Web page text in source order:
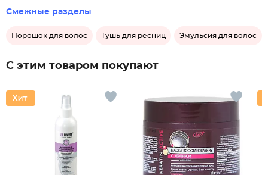
Смежные разделы
Порошок для волос Тушь для ресниц Эмульсия для волос
С этим товаром покупают